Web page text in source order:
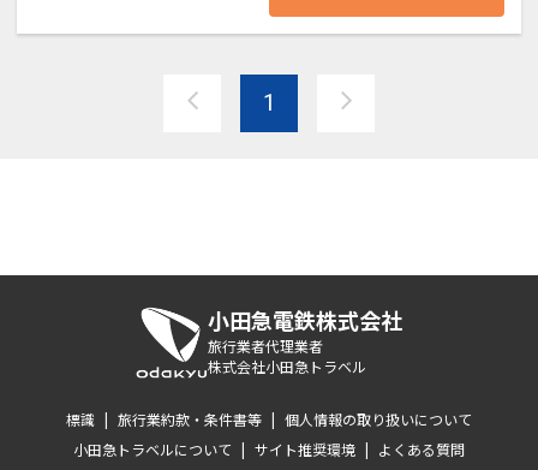
1
小田急電鉄株式会社
旅行業者代理業者
株式会社小田急トラベル
標識 | 旅行業約款・条件書等 | 個人情報の取り扱いについて
小田急トラベルについて | サイト推奨環境 | よくある質問